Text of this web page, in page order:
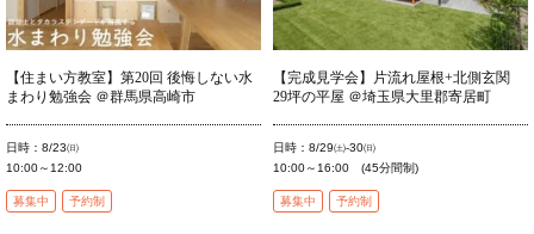
【住まい方教室】第20回 後悔しない水
まわり勉強会 ＠群馬県高崎市
日時：8/23㈰
10:00～12:00
募集中 予約制
【完成見学会】片流れ屋根+北側玄関
29坪の平屋 ＠埼玉県大里郡寄居町
日時：8/29㈯-30㈰
10:00～16:00 (45分間制)
募集中 予約制